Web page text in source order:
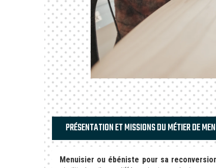
PRÉSENTATION ET MISSIONS DU MÉTIER DE
Menuisier ou ébéniste pour sa